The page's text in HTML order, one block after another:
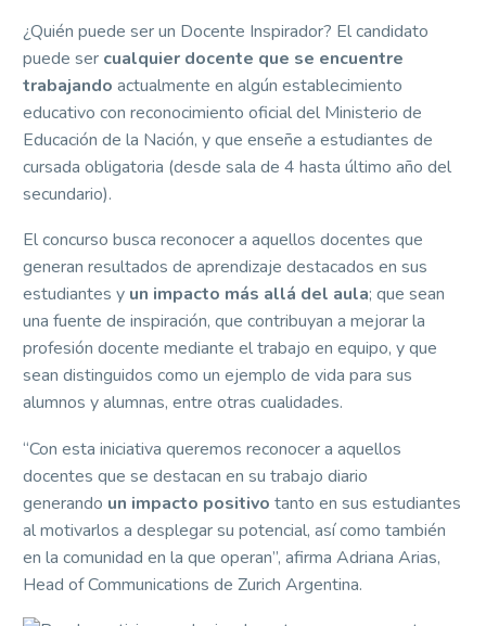
¿Quién puede ser un Docente Inspirador? El candidato
puede ser cualquier docente que se encuentre
trabajando actualmente en algún establecimiento
educativo con reconocimiento oficial del Ministerio de
Educación de la Nación, y que enseñe a estudiantes de
cursada obligatoria (desde sala de 4 hasta último año del
secundario).
El concurso busca reconocer a aquellos docentes que
generan resultados de aprendizaje destacados en sus
estudiantes y un impacto más allá del aula; que sean
una fuente de inspiración, que contribuyan a mejorar la
profesión docente mediante el trabajo en equipo, y que
sean distinguidos como un ejemplo de vida para sus
alumnos y alumnas, entre otras cualidades.
“Con esta iniciativa queremos reconocer a aquellos
docentes que se destacan en su trabajo diario
generando un impacto positivo tanto en sus estudiantes
al motivarlos a desplegar su potencial, así como también
en la comunidad en la que operan”, afirma Adriana Arias,
Head of Communications de Zurich Argentina.